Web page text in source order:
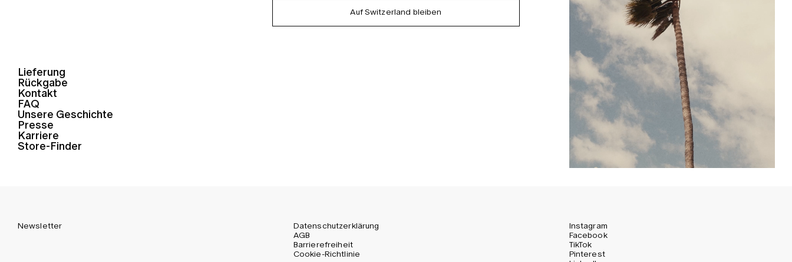
Lieferung
Rückgabe
Kontakt
FAQ
Unsere Geschichte
Presse
Karriere
Store-Finder
Newsletter
Datenschutzerklärung
AGB
Barrierefreiheit
Cookie-Richtlinie
Instagram
Facebook
TikTok
Pinterest
Spanish
Auf Switzerland bleiben